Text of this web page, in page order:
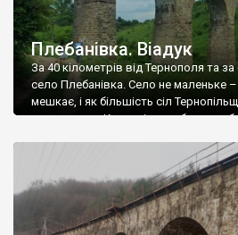
Плебанівка. Віадук
За 40 кілометрів від Тернополя та
село Плебанівка. Село не маленьке –
мешкає, і як більшість сіл
мальовниче. Красиві пагорби та
дізнався) стоїть головна пам’ятка